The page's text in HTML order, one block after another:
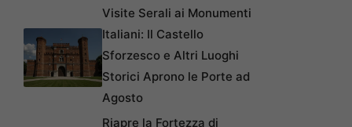
Visite Serali ai Monumenti
Italiani: Il Castello
Sforzesco e Altri Luoghi
Storici Aprono le Porte ad
Agosto
Riapre la Fortezza di